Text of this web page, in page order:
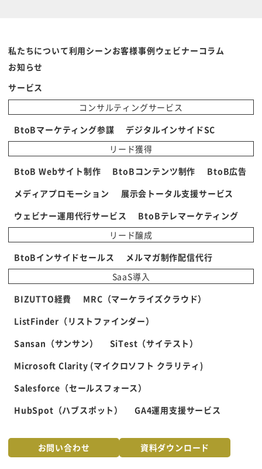
私たちについて利用シーンお客様事例ウェビナー コラム
お知らせ
お問い合わせ 資料ダウンロード
サービス
コンサルティングサービス
BtoBマーケティング参謀
デジタルインサイドSC
リード獲得
BtoB Webサイト制作
BtoBコンテンツ制作
BtoB広告
メディアプロモーション
展示会トータル支援サービス
ウェビナー運用代行サービス
BtoBテレマーケティング
リード醸成
BtoBインサイドセールス
メルマガ制作配信代行
SaaS導入
BIZUTTO経費
MRC（マーケライズクラウド）
ListFinder（リストファインダー）
Sansan（サンサン）
SiTest（サイテスト）
Microsoft Clarity (マイクロソフト クラリティ)
Salesforce（セールスフォース）
HubSpot（ハブスポット）
GA4運用支援サービス